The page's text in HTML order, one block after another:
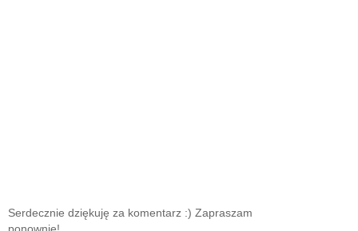
Serdecznie dziękuję za komentarz :) Zapraszam
ponownie!